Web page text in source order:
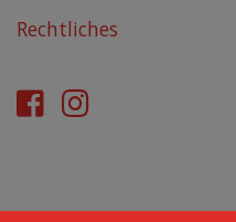
Rechtliches